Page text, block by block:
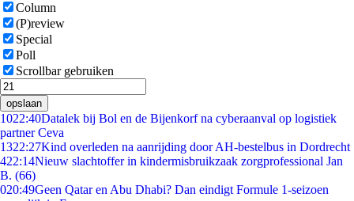
Column
(P)review
Special
Poll
Scrollbar gebruiken
opslaan
1022:40Datalek bij Bol en de Bijenkorf na cyberaanval op logistiek
partner Ceva
1322:27Kind overleden na aanrijding door AH-bestelbus in Dordrecht
422:14Nieuw slachtoffer in kindermisbruikzaak zorgprofessional Jan
B. (66)
020:49Geen Qatar en Abu Dhabi? Dan eindigt Formule 1-seizoen